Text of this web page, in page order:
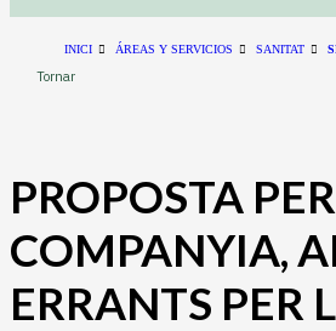
INICI ÁREAS Y SERVICIOS SANITAT
Tornar
PROPOSTA
COMPANYIA,
ERRANTS PER